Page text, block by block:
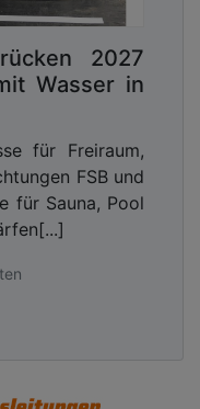
2027
Wasser in
für Freiraum,
FSB und
für Sauna, Pool